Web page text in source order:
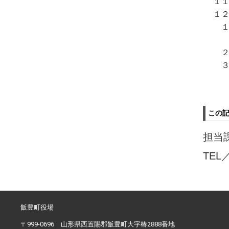
１
１
新
２
３
この
担当
TEL
飯豊町役場
〒999-0696 山形県西置賜郡飯豊町大字椿2888番地